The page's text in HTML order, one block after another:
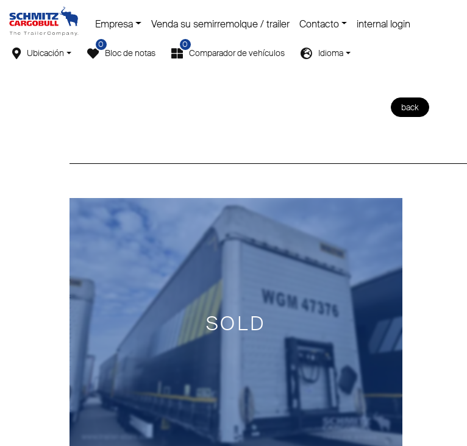
Ubicación Bloc de notas
0
Comparador de vehículos
0
Idioma
Empresa Venda su semirremolque / trailer Contacto internal login
back
SOLD